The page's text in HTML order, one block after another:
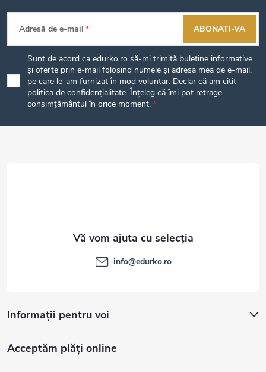
S
u
b
o
Adresă de e-mail
Sunt de acord ca edurko.ro să-mi trimită buletine informative
și oferte prin e-mail folosind numele și adresa mea de e-mail,
pe care le-am furnizat în mod voluntar. Declar că am citit
politica de confidențialitate. Înțeleg că îmi pot retrage
consimțământul în orice moment.
ABONATI-VA
Informații pentru voi
Acceptăm plăţi online
info@edurko.ro